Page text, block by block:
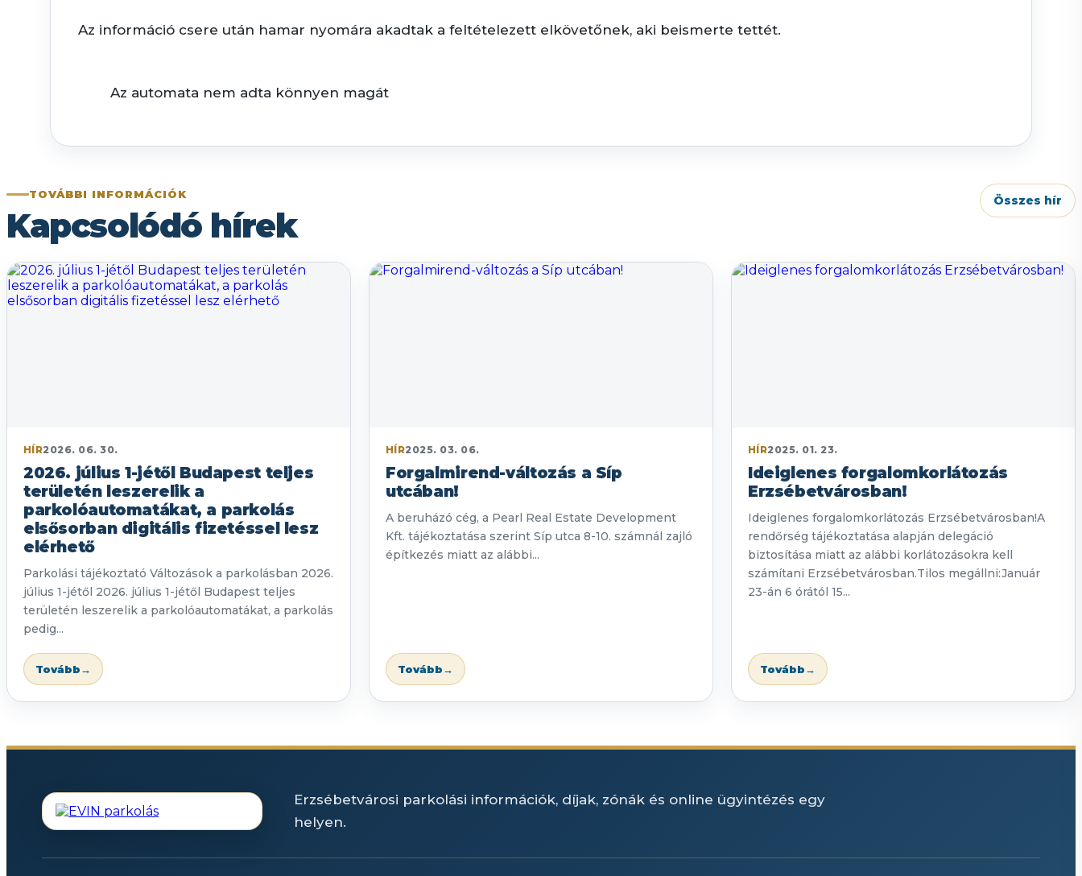
Az információ csere után hamar nyomára akadtak a feltételezett elkövetőnek, aki beismerte tettét.
Az automata nem adta könnyen magát
TOVÁBBI INFORMÁCIÓK
Kapcsolódó hírek
Összes hír
HÍR2026. 06. 30.
2026. július 1-jétől Budapest teljes
területén leszerelik a
parkolóautomatákat, a parkolás
elsősorban digitális fizetéssel lesz
elérhető
Parkolási tájékoztató Változások a parkolásban 2026.
július 1-jétől 2026. július 1-jétől Budapest teljes
területén leszerelik a parkolóautomatákat, a parkolás
pedig...
Tovább→
HÍR2025. 03. 06.
Forgalmirend-változás a Síp
utcában!
A beruházó cég, a Pearl Real Estate Development
Kft. tájékoztatása szerint Síp utca 8-10. számnál zajló
építkezés miatt az alábbi...
Tovább→
HÍR2025. 01. 23.
Ideiglenes forgalomkorlátozás
Erzsébetvárosban!
Ideiglenes forgalomkorlátozás Erzsébetvárosban!A
rendőrség tájékoztatása alapján delegáció
biztosítása miatt az alábbi korlátozásokra kell
számítani Erzsébetvárosban.Tilos megállni:Január
23-án 6 órától 15...
Tovább→
Erzsébetvárosi parkolási információk, díjak, zónák és online ügyintézés egy
helyen.